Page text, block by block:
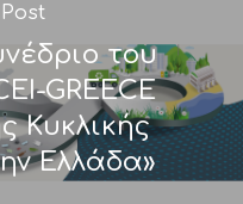
του
GREECE
Κυκλικής
Ελλάδα»